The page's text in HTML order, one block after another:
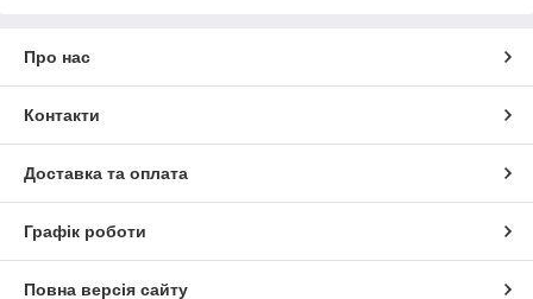
Про нас
Контакти
Доставка та оплата
Графік роботи
Повна версія сайту